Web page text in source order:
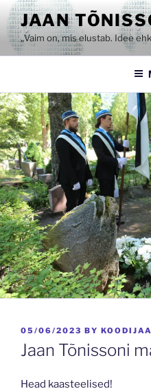
Skip
to
content
JAAN
„Vaim on, mis elustab. Idee
POSTED
ON
05/06/2023 BY
Jaan Tõnissoni
Head kaasteelised!